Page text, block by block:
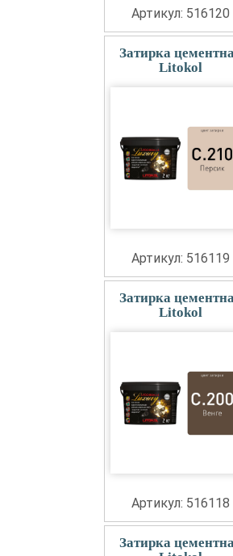
Артикул: 516120
Затирка
Litokol
Артикул: 516119
Затирка
Litokol
Артикул: 516118
Затирка